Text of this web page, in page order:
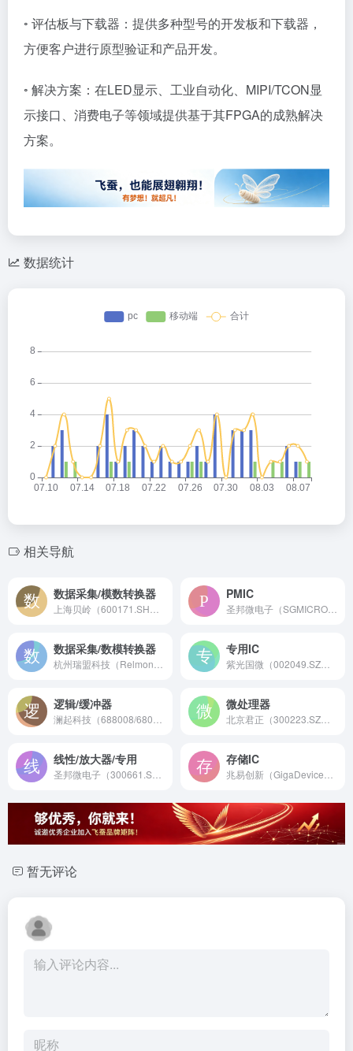
◦ 评估板与下载器：提供多种型号的开发板和下载器，
方便客户进行原型验证和产品开发。
◦ 解决方案：在LED显示、工业自动化、MIPI/TCON显
示接口、消费电子等领域提供基于其FPGA的成熟解决
方案。
数据统计
相关导航
数据采集/模数转换器 PMIC
数据采集/数模转换器 专用IC
逻辑/缓冲器 微处理器
线性/放大器/专用 存储IC
暂无评论